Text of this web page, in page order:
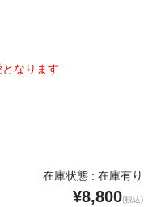
なります
在庫状態 : 在庫有り
¥8,800(税込)